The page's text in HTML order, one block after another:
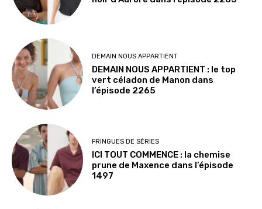
DEMAIN NOUS APPARTIENT
DEMAIN NOUS APPARTIENT : le top
vert céladon de Manon dans
l’épisode 2265
FRINGUES DE SÉRIES
ICI TOUT COMMENCE : la chemise
prune de Maxence dans l’épisode
1497